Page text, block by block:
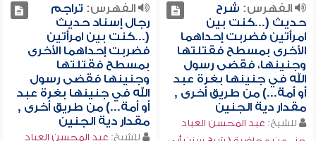
الفهرس: شرح
حديث (...كنت بين
امرأتين فضربت إحداهما
الأخرى بمسطح فقتلتها
وجنينها، فقضى رسول
الله في جنينها بغرة عبد
أو أمة...) من طريق أخرى ,
مقدار دية الجنين
للشيخ: عبد المحسن العباد
الفهرس: تراجم
رجال إسناد حديث
(...كنت بين امرأتين
فضربت إحداهما الأخرى
بمسطح فقتلتها
وجنينها فقضى رسول
الله في جنينها بغرة عبد
أو أمة...) من طريق أخرى ,
مقدار دية الجنين
للشيخ: عبد المحسن العباد